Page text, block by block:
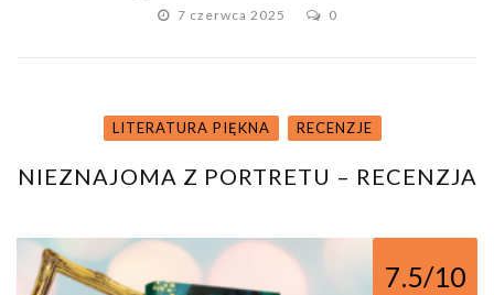
7 czerwca 2025
0
LITERATURA PIĘKNA RECENZJE
NIEZNAJOMA Z PORTRETU – RECENZJA
7.5/10